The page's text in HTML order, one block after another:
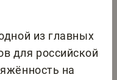
из главных
для российской
на